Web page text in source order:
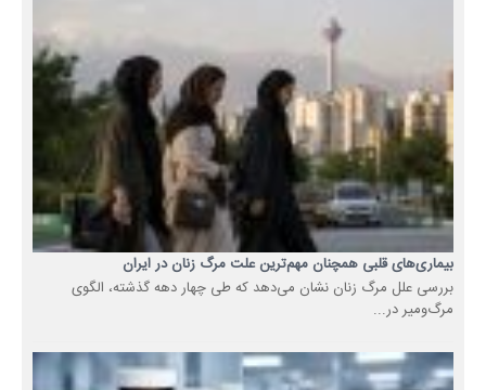
بیماری‌های قلبی همچنان مهم‌ترین علت مرگ زنان در ایران
بررسی علل مرگ زنان نشان می‌دهد که طی چهار دهه گذشته، الگوی
مرگ‌ومیر در...